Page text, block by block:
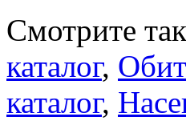
Смотрите
каталог,
каталог,